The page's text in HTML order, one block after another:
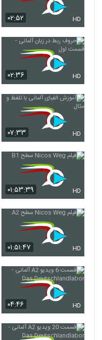
۰۲:۵۲ HD
۰۲:۳۶ HD
۰۷:۳۳ HD
۰۱:۵۳:۳۹ HD
۰۱:۵۱:۴۷ HD
۰۴:۴۶ HD